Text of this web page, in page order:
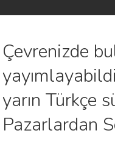
Çevrenizde
yarın Türkçe
Pazarlardan